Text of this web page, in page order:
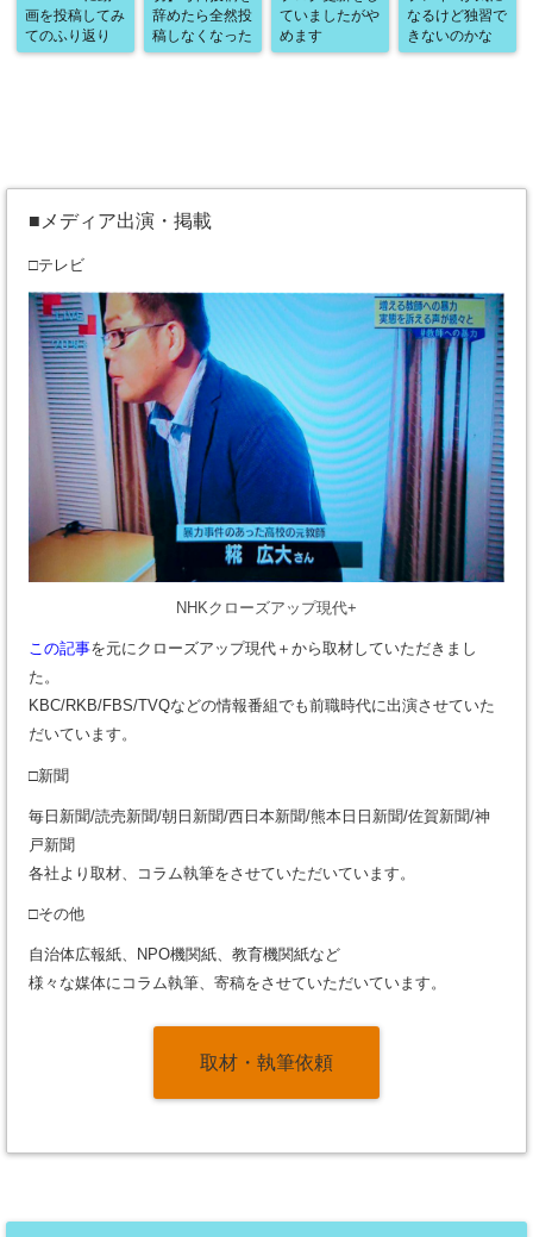
画を投稿してみ
てのふり返り
辞めたら全然投
稿しなくなった
ていましたがや
めます
なるけど独習で
きないのかな
■メディア出演・掲載
□テレビ
NHKクローズアップ現代+
この記事を元にクローズアップ現代＋から取材していただきまし
た。
KBC/RKB/FBS/TVQなどの情報番組でも前職時代に出演させていた
だいています。
□新聞
毎日新聞/読売新聞/朝日新聞/西日本新聞/熊本日日新聞/佐賀新聞/神
戸新聞
各社より取材、コラム執筆をさせていただいています。
□その他
自治体広報紙、NPO機関紙、教育機関紙など
様々な媒体にコラム執筆、寄稿をさせていただいています。
取材・執筆依頼